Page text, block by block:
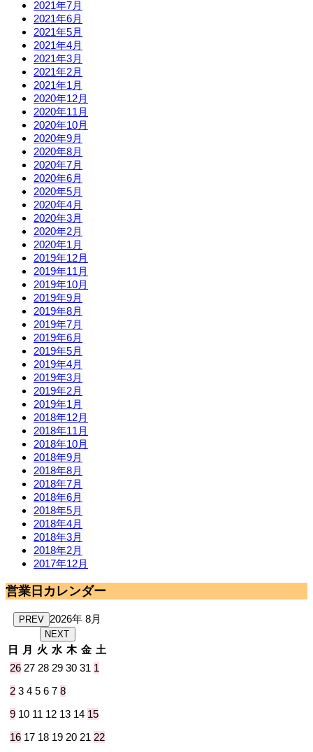
2021年7月
2021年6月
2021年5月
2021年4月
2021年3月
2021年2月
2021年1月
2020年12月
2020年11月
2020年10月
2020年9月
2020年8月
2020年7月
2020年6月
2020年5月
2020年4月
2020年3月
2020年2月
2020年1月
2019年12月
2019年11月
2019年10月
2019年9月
2019年8月
2019年7月
2019年6月
2019年5月
2019年4月
2019年3月
2019年2月
2019年1月
2018年12月
2018年11月
2018年10月
2018年9月
2018年8月
2018年7月
2018年6月
2018年5月
2018年4月
2018年3月
2018年2月
2017年12月
営業日カレンダー
PREV 2026年 8月
NEXT
日 月 火 水 木 金 土
26 27 28 29 30 31 1
2 3 4 5 6 7 8
9 10 11 12 13 14 15
16 17 18 19 20 21 22